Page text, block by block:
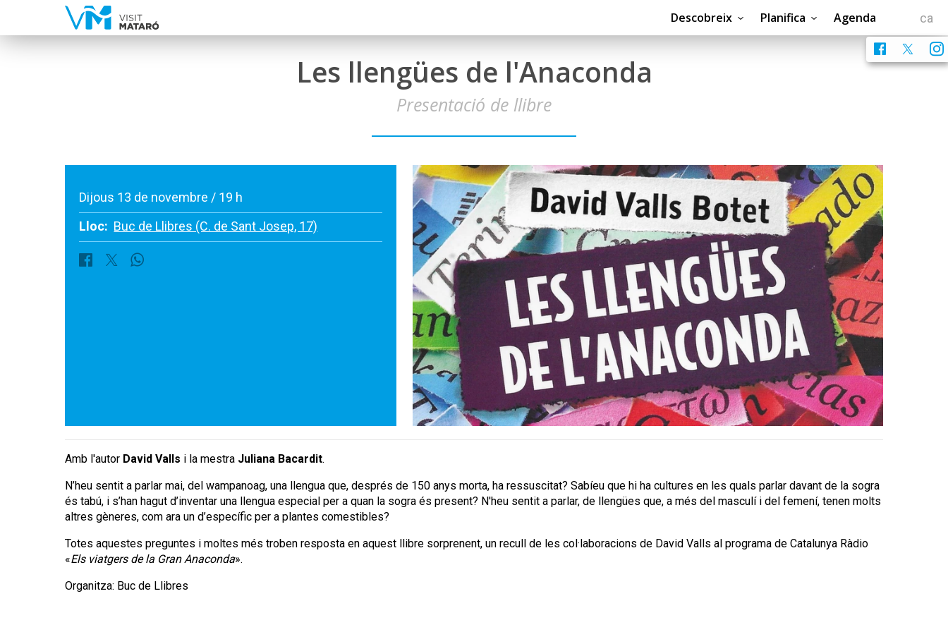
Descobreix Planifica Agenda
Les llengües de l'Anaconda
Presentació de llibre
Dijous 13 de novembre / 19 h
Lloc: Buc de Llibres (C. de Sant Josep, 17)
Amb l'autor David Valls i la mestra Juliana Bacardit.
N’heu sentit a parlar mai, del wampanoag, una llengua que, després de 150 anys morta, ha ressuscitat? Sabíeu que hi ha cultures en les quals parlar davant de la sogra
és tabú, i s’han hagut d’inventar una llengua especial per a quan la sogra és present? N'heu sentit a parlar, de llengües que, a més del masculí i del femení, tenen molts
altres gèneres, com ara un d’específic per a plantes comestibles?
Totes aquestes preguntes i moltes més troben resposta en aquest llibre sorprenent, un recull de les col·laboracions de David Valls al programa de Catalunya Ràdio
«Els viatgers de la Gran Anaconda».
Organitza: Buc de Llibres